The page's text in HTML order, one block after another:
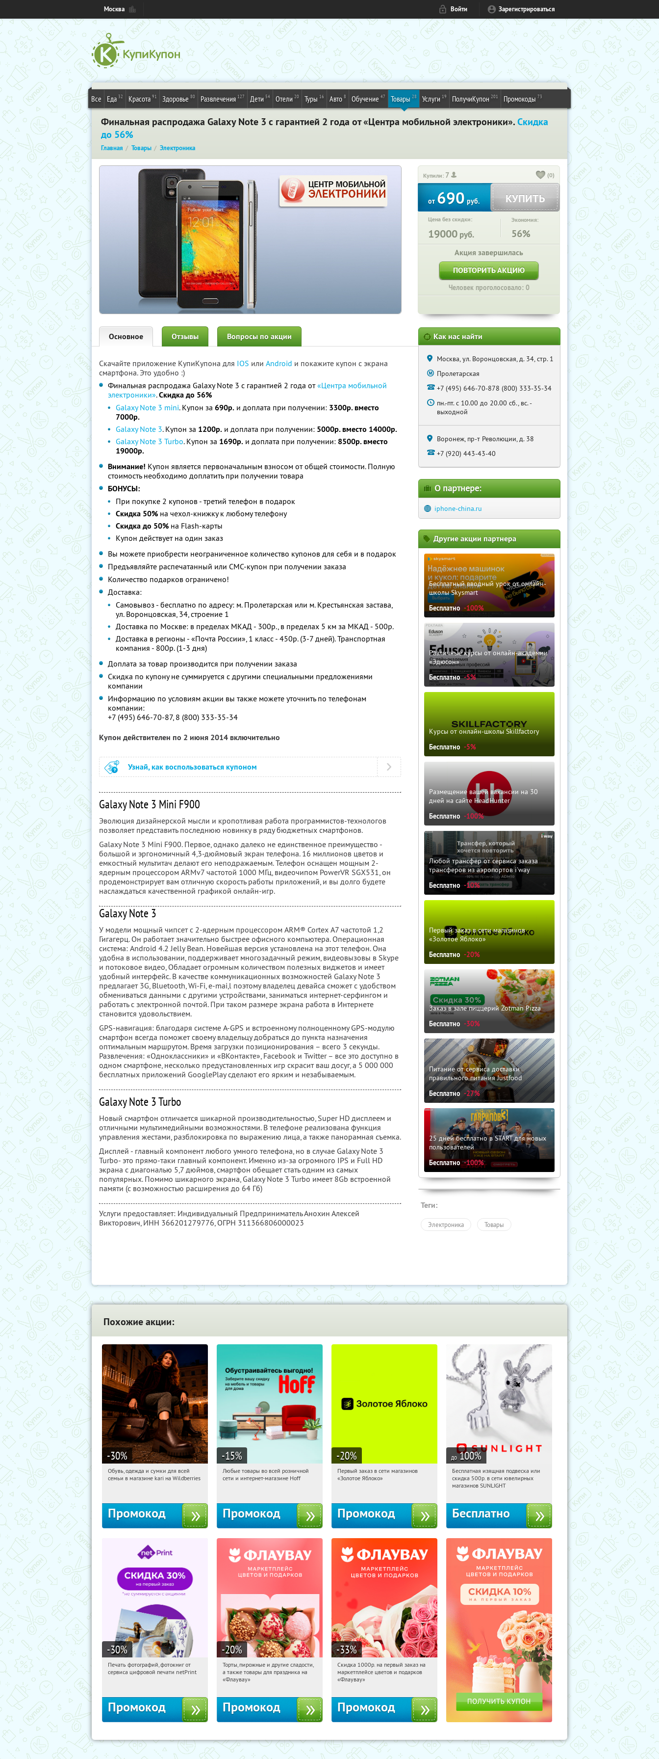
Москва Войти Зарегистрироваться
Все Еда 32 Красота 91 Здоровье 80 Развлечения 127 Дети 54 Отели 20 Туры 16 Авто 8 Обучение 47 Товары 28 Услуги 19 ПолучиКупон 201 Промокоды 73
Финальная распродажа Galaxy Note 3 c гарантией 2 года от «Центрa мобильной электроники».Скидка
до 56%
Главная Товары Электроника
Купили: 7 (0)
от690руб. КУПИТЬ
Цена без скидки:
19000 руб.
Экономия:
56%
Акция завершилась
ПОВТОРИТЬ АКЦИЮ
Человек проголосовало: 0
Основное Отзывы Вопросы по акции
Скачайте приложение КупиКупона для IOS или Android и покажите купон с экрана
смартфона. Это удобно :)
Финальная распродажа Galaxy Note 3 c гарантией 2 года от«Центрa мобильной
электроники».Скидка до 56%
Galaxy Note 3 mini. Купон за 690р. и доплата при получении: 3300р. вместо
7000р.
Galaxy Note 3. Купон за 1200р. и доплата при получении: 5000р. вместо 14000р.
Galaxy Note 3 Turbo. Купон за 1690р. и доплата при получении: 8500р. вместо
19000р.
Внимание! Купон является первоначальным взносом от общей стоимости. Полную
стоимость необходимо доплатить при получении товара
БОНУСЫ:
При покупке 2 купонов - третий телефон в подарок
Скидка 50% на чехол-книжку к любому телефону
Скидка до 50% на Flash-карты
Купон действует на один заказ
Вы можете приобрести неограниченное количество купонов для себя и в подарок
Предъявляйте распечатанный или СМС-купон при получении заказа
Количество подарков ограничено!
Доставка:
Самовывоз - бесплатно по адресу: м. Пролетарская или м. Крестьянская застава,
ул. Воронцовская, 34, строение 1
Доставка по Москве: в пределах МКАД - 300р., в пределах 5 км за МКАД - 500р.
Доставка в регионы - «Почта России», 1 класс - 450р. (3-7 дней). Транспортная
компания - 800р. (1-3 дня)
Доплата за товар производится при получении заказа
Скидка по купону не суммируется с другими специальными предложениями
компании
Информацию по условиям акции вы также можете уточнить по телефонам
компании:
+7 (495) 646-70-87, 8 (800) 333-35-34
Купон действителен по 2 июня 2014 включительно
Узнай, как воспользоваться купоном
Galaxy Note 3 Mini F900
Эволюция дизайнерской мысли и кропотливая работа программистов-технологов
позволяет представить последнюю новинку в ряду бюджетных смартфонов.
Galaxy Note 3 Mini F900. Первое, однако далеко не единственное преимущество -
большой и эргономичный 4,3-дюймовый экран телефона. 16 миллионов цветов и
емкостный мультитач делают его неподражаемым. Телефон оснащен мощным 2-
ядерным процессором ARMv7 частотой 1000 МГц, видеочипом PowerVR SGX531, он
продемонстрирует вам отличную скорость работы приложений, и вы долго будете
наслаждаться качественной графикой онлайн-игр.
Galaxy Note 3
У модели мощный чипсет c 2-ядерным процессором ARM® Cortex А7 частотой 1,2
Гигагерц. Он работает значительно быстрее офисного компьютера. Операционная
система: Android 4.2 Jelly Bean. Новейшая версия установлена на этот телефон. Она
удобна в использовании, поддерживает многозадачный режим, видеовызовы в Skype
и потоковое видео, Обладает огромным количеством полезных виджетов и имеет
удобный интерфейс. В качестве коммуникационных возможностей Galaxy Note 3
предлагает 3G, Bluetooth, Wi-Fi, е-mai,l поэтому владелец девайса сможет с удобством
обмениваться данными с другими устройствами, заниматься интернет-серфингом и
работать с электронной почтой. При таком размере экрана работа в Интернете
становится удовольствием.
GPS-навигация: благодаря системе A-GPS и встроенному полноценному GPS-модулю
смартфон всегда поможет своему владельцу добраться до пункта назначения
оптимальным маршрутом. Время загрузки позиционирования – всего 3 секунды.
Развлечения: «Одноклассники» и «ВКонтакте», Facebook и Twitter – все это доступно в
одном смартфоне, несколько предустановленных игр скрасит ваш досуг, а 5 000 000
бесплатных приложений GooglePlay сделают его ярким и незабываемым.
Galaxy Note 3 Turbo
Новый смартфон отличается шикарной производительностью, Super HD дисплеем и
отличными мультимедийными возможностями. В телефоне реализована функция
управления жестами, разблокировка по выражению лица, а также панорамная съемка.
Дисплей - главный компонент любого умного телефона, но в случае Galaxy Note 3
Turbo- это прямо-таки главный компонент. Именно из-за огромного IPS и Full HD
экрана с диагональю 5,7 дюймов, смартфон обещает стать одним из самых
популярных. Помимо шикарного экрана, Galaxy Note 3 Turbo имеет 8Gb встроенной
памяти (с возможностью расширения до 64 Гб)
Услуги предоставляет: Индивидуальный Предприниматель Анохин Алексей
Викторович, ИНН 366201279776, ОГРН 311366806000023
Как нас найти
Москва, ул. Воронцовская, д. 34, стр. 1
Пролетарская
+7 (495) 646-70-878 (800) 333-35-34
пн.-пт. с 10.00 до 20.00 сб., вс. -
выходной
Воронеж, пр-т Революции, д. 38
+7 (920) 443-43-40
О партнере:
iphone-china.ru
Другие акции партнера
Бесплатный вводный урок от онлайн-
школы Skysmart
Бесплатно -100%
Различные курсы от онлайн-академии
«Эдюсон»
Бесплатно -5%
Курсы от онлайн-школы Skillfactory
Бесплатно -5%
Размещение вашей вакансии на 30
дней на сайте HeadHunter
Бесплатно -100%
Любой трансфер от сервиса заказа
трансферов из аэропортов i'way
Бесплатно -10%
Первый заказ в сети магазинов
«Золотое Яблоко»
Бесплатно -20%
Заказ в зале пиццерий Zotman Pizza
Бесплатно -30%
Питание от сервиса доставки
правильного питания Justfood
Бесплатно -27%
25 дней бесплатно в START для новых
пользователей
Бесплатно -100%
Теги:
Электроника Товары
Похожие акции:
-30%
17:38:16
Получи первым!
Обувь, одежда и сумки для всей
семьи в магазине kari на Wildberries
Промокод
-15%
17:38:16 Получили:
Любые товары во всей розничной
сети и интернет-магазине Hoff
Промокод
-20%
17:38:16
Получи первым!
Первый заказ в сети магазинов
«Золотое Яблоко»
Промокод
до 100%
17:38:16 Получили:
Россия
Бесплатная изящная подвеска или
скидка 500р. в сети ювелирных
магазинов SUNLIGHT
Бесплатно
-30%
17:38:16 Получили:
Печать фотографий, фотокниг от
сервиса цифровой печати netPrint
Промокод
-20%
17:38:16 Получили:
Россия
Торты, пирожные и другие сладости,
а также товары для праздника на
«Флаувау»
Промокод
-33%
17:38:16 Получили:
Россия
Скидка 1000р. на первый заказ на
маркетплейсе цветов и подарков
«Флаувау»
Промокод